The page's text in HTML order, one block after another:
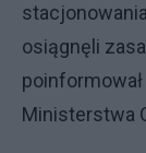
osiągnęli
Ministerstwa